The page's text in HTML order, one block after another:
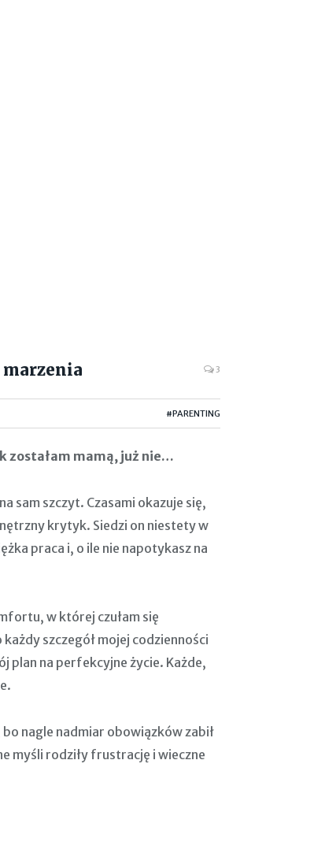
marzenia 3
#PARENTING
zostałam mamą, już nie…
sam szczyt. Czasami okazuje się,
krytyk. Siedzi on niestety w
praca i, o ile nie napotykasz na
w której czułam się
szczegół mojej codzienności
plan na perfekcyjne życie. Każde,
nagle nadmiar obowiązków zabił
myśli rodziły frustrację i wieczne